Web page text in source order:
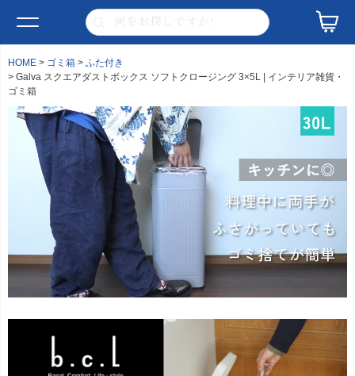
HOME ゴミ箱
ふた付き
Galva スクエアダストボックス ソフトクロージング 3×5L | インテリア雑貨・
ゴミ箱